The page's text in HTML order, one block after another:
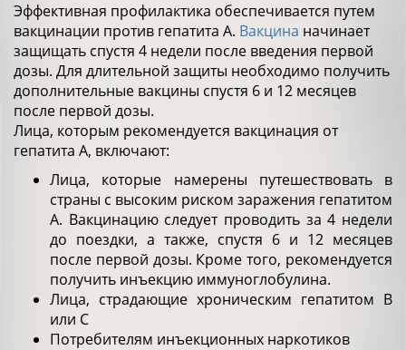
Эффективная профилактика обеспечивается путем
вакцинации против гепатита А. Вакцина начинает
защищать спустя 4 недели после введения первой
дозы. Для длительной защиты необходимо получить
дополнительные вакцины спустя 6 и 12 месяцев
после первой дозы.
Лица, которым рекомендуется вакцинация от
гепатита А, включают:
Лица, которые намерены путешествовать в
страны с высоким риском заражения гепатитом
А. Вакцинацию следует проводить за 4 недели
до поездки, а также, спустя 6 и 12 месяцев
после первой дозы. Кроме того, рекомендуется
получить инъекцию иммуноглобулина.
Лица, страдающие хроническим гепатитом В
или С
Потребителям инъекционных наркотиков